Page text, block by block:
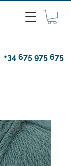
+34 675 975 675